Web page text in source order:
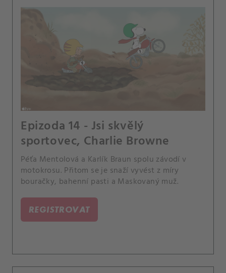
Epizoda 14 - Jsi skvělý
sportovec, Charlie Browne
Péťa Mentolová a Karlík Braun spolu závodí v
motokrosu. Přitom se je snaží vyvést z míry
bouračky, bahenní pasti a Maskovaný muž.
REGISTROVAT